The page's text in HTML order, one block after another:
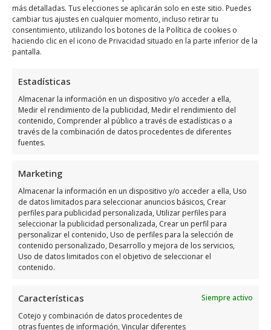
más detalladas. Tus elecciones se aplicarán solo en este sitio. Puedes
cambiar tus ajustes en cualquier momento, incluso retirar tu
consentimiento, utilizando los botones de la Política de cookies o
haciendo clic en el icono de Privacidad situado en la parte inferior de la
pantalla.
Estadísticas
Almacenar la información en un dispositivo y/o acceder a ella,
Medir el rendimiento de la publicidad, Medir el rendimiento del
contenido, Comprender al público a través de estadísticas o a
través de la combinación de datos procedentes de diferentes
fuentes.
Marketing
Almacenar la información en un dispositivo y/o acceder a ella, Uso
de datos limitados para seleccionar anuncios básicos, Crear
perfiles para publicidad personalizada, Utilizar perfiles para
seleccionar la publicidad personalizada, Crear un perfil para
personalizar el contenido, Uso de perfiles para la selección de
contenido personalizado, Desarrollo y mejora de los servicios,
Uso de datos limitados con el objetivo de seleccionar el
contenido.
Características
Siempre activo
Cotejo y combinación de datos procedentes de
otras fuentes de información, Vincular diferentes
Opiniones:Los clientes lo han valorado con 4,3/5
y cuenta con más de 16 opiniones.
Como llegar a Laboratorio
Analisis Clinicos
Laboratorio Analisis Clinicosse encuentra
ubicado en C. Maria Parodi, 18, 03181
siguiente